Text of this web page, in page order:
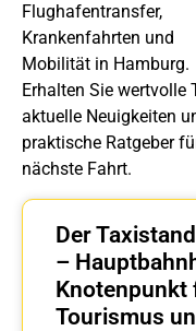
Flughafentransfer,
Krankenfahrten und
Mobilität in Hamburg.
Erhalten Sie wertvolle
aktuelle Neuigkeiten
praktische Ratgeber
nächste Fahrt.
Der
–
Knotenpunkt
Tourismus